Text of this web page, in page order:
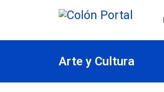
Arte y Cultura